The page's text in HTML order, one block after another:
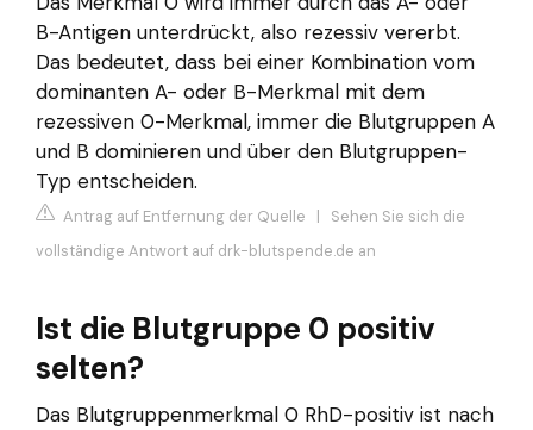
B-Antigen unterdrückt, also rezessiv vererbt.
Das bedeutet, dass bei einer Kombination vom
dominanten A- oder B-Merkmal mit dem
rezessiven 0-Merkmal, immer die Blutgruppen A
und B dominieren und über den Blutgruppen-
Typ entscheiden.
Antrag auf Entfernung der Quelle | Sehen Sie sich die
vollständige Antwort auf drk-blutspende.de an
Ist die Blutgruppe 0 positiv
selten?
Das Blutgruppenmerkmal 0 RhD-​positiv ist nach